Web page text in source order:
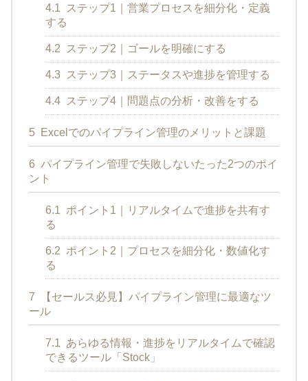
4.1
ステップ1｜営業プロセスを細分化・定義
する
4.2 ステップ2｜ゴールを明確にする
4.3 ステップ3｜ステータスや進捗を管理する
4.4 ステップ4｜問題点の分析・改善をする
5 Excelでのパイプライン管理のメリットと課題
6 パイプライン管理で失敗しないたった2つのポイ
ント
6.1 ポイント1｜リアルタイムで進捗を共有す
る
6.2 ポイント2｜プロセスを細分化・数値化す
る
7
【セールス必見】パイプライン管理に最適なツ
ール
7.1 あらゆる情報・進捗をリアルタイムで確認
できるツール「Stock」